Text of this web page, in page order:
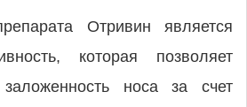
Отривин является
которая позволяет
носа за счет